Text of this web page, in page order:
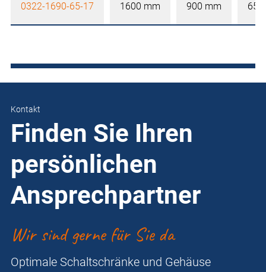
0322-1690-65-17 1600 mm 900 mm
Kontakt
Finden Sie Ihren
persönlichen
Ansprechpartner
Wir sind gerne für Sie da
Optimale Schaltschränke und Gehäuse